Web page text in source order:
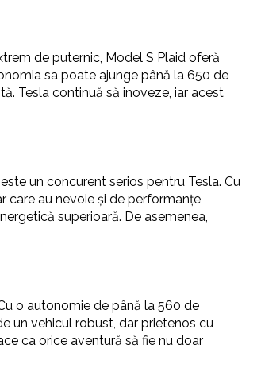
de puternic, Model S Plaid oferă
sa poate ajunge până la 650 de
Tesla continuă să inoveze, iar acest
un concurent serios pentru Tesla. Cu
care au nevoie și de performanțe
superioară. De asemenea,
o autonomie de până la 560 de
un vehicul robust, dar prietenos cu
ca orice aventură să fie nu doar